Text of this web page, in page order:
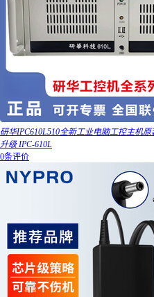
研华IPC610L510全新工业电脑工控主机
升级 IPC-610L
0条评价